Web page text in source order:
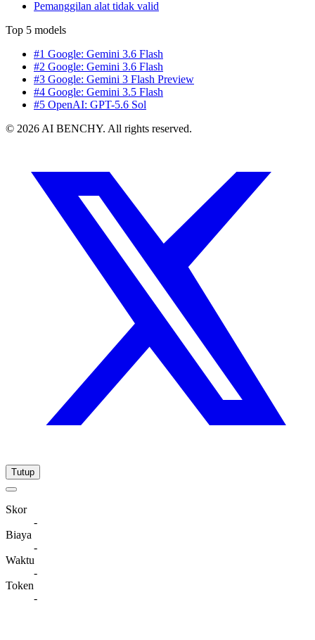
Pemanggilan alat tidak valid
Top 5 models
#1 Google: Gemini 3.6 Flash
#2 Google: Gemini 3.6 Flash
#3 Google: Gemini 3 Flash Preview
#4 Google: Gemini 3.5 Flash
#5 OpenAI: GPT-5.6 Sol
© 2026 AI BENCHY. All rights reserved.
Tutup
Skor
-
Biaya
-
Waktu
-
Token
-